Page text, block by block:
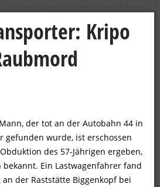
Kripo
der tot an der Autobahn 44 in
wurde, ist erschossen
des 57-Jährigen ergeben,
bekannt. Ein Lastwagenfahrer fand
der Raststätte Biggenkopf bei